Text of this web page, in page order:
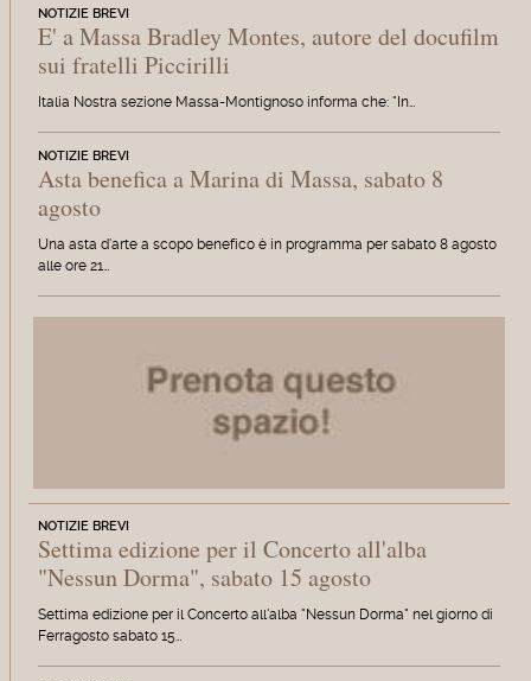
NOTIZIE BREVI
E' a Massa Bradley Montes, autore del docufilm
sui fratelli Piccirilli
Italia Nostra sezione Massa-Montignoso informa che: "In…
NOTIZIE BREVI
Asta benefica a Marina di Massa, sabato 8
agosto
Una asta d'arte a scopo benefico è in programma per sabato 8 agosto
alle ore 21…
NOTIZIE BREVI
Settima edizione per il Concerto all'alba
"Nessun Dorma", sabato 15 agosto
Settima edizione per il Concerto all'alba "Nessun Dorma" nel giorno di
Ferragosto sabato 15…